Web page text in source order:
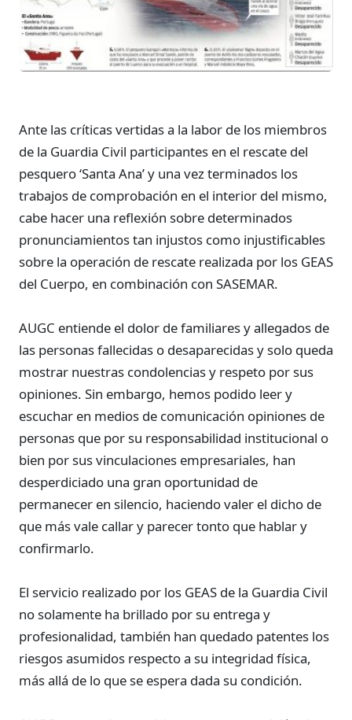
Ante las críticas vertidas a la labor de los miembros
de la Guardia Civil participantes en el rescate del
pesquero ‘Santa Ana’ y una vez terminados los
trabajos de comprobación en el interior del mismo,
cabe hacer una reflexión sobre determinados
pronunciamientos tan injustos como injustificables
sobre la operación de rescate realizada por los GEAS
del Cuerpo, en combinación con SASEMAR.
AUGC entiende el dolor de familiares y allegados de
las personas fallecidas o desaparecidas y solo queda
mostrar nuestras condolencias y respeto por sus
opiniones. Sin embargo, hemos podido leer y
escuchar en medios de comunicación opiniones de
personas que por su responsabilidad institucional o
bien por sus vinculaciones empresariales, han
desperdiciado una gran oportunidad de
permanecer en silencio, haciendo valer el dicho de
que más vale callar y parecer tonto que hablar y
confirmarlo.
El servicio realizado por los GEAS de la Guardia Civil
no solamente ha brillado por su entrega y
profesionalidad, también han quedado patentes los
riesgos asumidos respecto a su integridad física,
más allá de lo que se espera dada su condición.